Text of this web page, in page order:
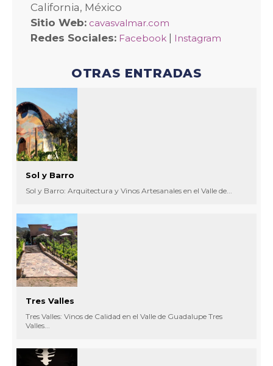
California, México
Sitio Web: cavasvalmar.com
Redes Sociales: Facebook | Instagram
OTRAS ENTRADAS
Sol y Barro
Sol y Barro: Arquitectura y Vinos Artesanales en el Valle de...
Tres Valles
Tres Valles: Vinos de Calidad en el Valle de Guadalupe Tres
Valles...